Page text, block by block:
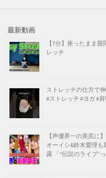
最新動画
【7分】座ったまま
レッチ
ストレッチの仕方で
#ストレッチ #ヨガ #
【声優界一の美尻に
オーイシ&鈴木愛理も
露 「“伝説のライブ”